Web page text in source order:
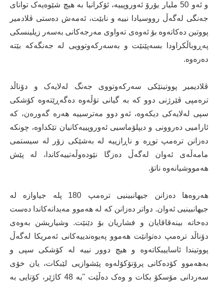
و ئەو 50 ملیار یۆرۆ ئەوروپییە، ئۆکرانیا بە هیچ شێوەیەک توانای
جەنگی لەگەڵ رووسیادا نییە و نابێت، ئەمەش دەستی ڤلادمیر
پووتین دەکاتەوە بۆ ئەوەی تەواوی مەرجەکانی بەسەر زیلینسکی
پەڕوباڵکراودا بسەپێنێت و بەسەرکەوتوویی لە جەنگەکە بێتە
دەرەوە.
ڤلادیمیر پووتینێکی سەرکەوتووی جەنگ لەلایەک و دۆناڵد
ترەمپی ڤێرژنی دوو کە بە گیانی تۆڵەوە دەگەڕێتەوە کۆشکی
سپی لەلایەکی دیکەوە، ئەو دوو مەترسییە هەرە گەورەن، کە
ئارامیی دەروونی و دیپلۆماسیی ئەوروپییەکانیان تێکداوە، چونکە
دەزانن ترەمپ توڕە و ناڕازییە لە بەشێکی زۆر لە سیستمی
مامەڵەی ئەوان لەگەڵ دەزگا نێودەوڵەتییەکاندا، لە پێش
هەمووشیانەوە ناتۆ.
هەروەها دەزانن جیهانبینیی ترەمپ 180 پلە جیاوازە لە
جیهانبینیی ئەوان. دواتر دەزانن کە لە هەموو مەیدانەکاندا دەست
دەخاتە بینەقاقایان و فشاریان بۆ دێنێت. وشیاریشن بەوەی
دۆناڵد ترەمپ دەتوانێت هەموو پەیوەندییەکانی ئەمریکا لەگەڵ
پووتیندا ئاساییبکاتەوە و هیچ دوور نییە لە کۆشکی سپی و
بەهەموو کۆدەکانی پرۆتۆکۆلەوە پێشوازیی لێبکات، یان خۆی
سەردانی مۆسکۆ بکات و وەک دەڵێت "بە 48 کاژێر، کۆتایی بە